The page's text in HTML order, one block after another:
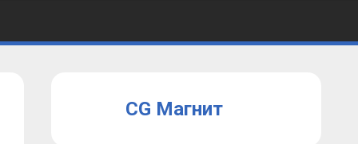
CG Магнит